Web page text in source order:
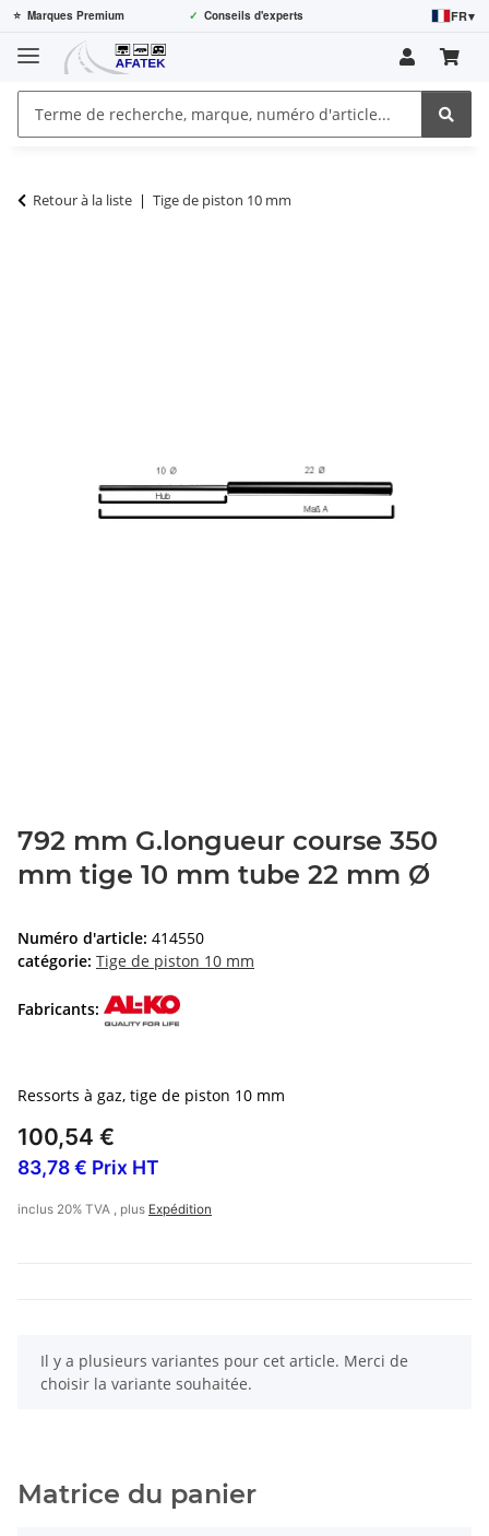
⭐ Marques Premium ✓ Conseils d'experts FR▾
Retour à la liste Tige de piston 10 mm
792 mm G.longueur course 350
mm tige 10 mm tube 22 mm Ø
Numéro d'article: 414550
catégorie: Tige de piston 10 mm
Fabricants:
Ressorts à gaz, tige de piston 10 mm
100,54 €
83,78 € Prix HT
inclus 20% TVA , plus Expédition
x
Il y a plusieurs variantes pour cet article. Merci de
choisir la variante souhaitée.
Matrice du panier